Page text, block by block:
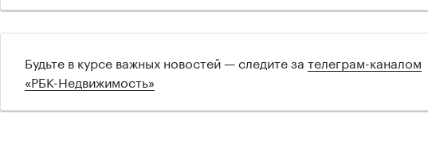
Будьте в курсе важных новостей — следите за телеграм-каналом
«РБК-Недвижимость»